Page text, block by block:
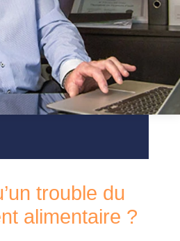
trouble du
alimentaire ?